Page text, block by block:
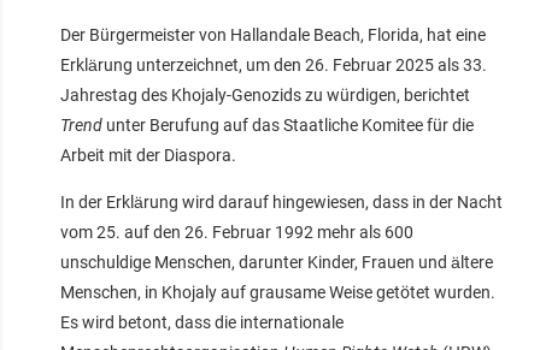
Der Bürgermeister von Hallandale Beach, Florida, hat eine
Erklärung unterzeichnet, um den 26. Februar 2025 als 33.
Jahrestag des Khojaly-Genozids zu würdigen, berichtet
Trend unter Berufung auf das Staatliche Komitee für die
Arbeit mit der Diaspora.
In der Erklärung wird darauf hingewiesen, dass in der Nacht
vom 25. auf den 26. Februar 1992 mehr als 600
unschuldige Menschen, darunter Kinder, Frauen und ältere
Menschen, in Khojaly auf grausame Weise getötet wurden.
Es wird betont, dass die internationale